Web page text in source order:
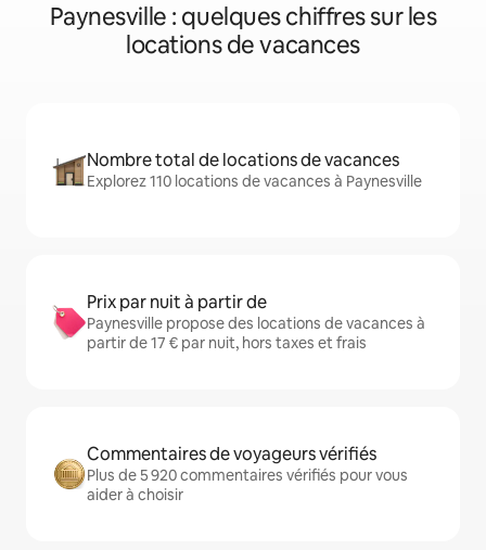
Paynesville : quelques chiffres sur les
locations de vacances
Nombre total de locations de vacances
Explorez 110 locations de vacances à Paynesville
Prix par nuit à partir de
Paynesville propose des locations de vacances à
partir de 17 € par nuit, hors taxes et frais
Commentaires de voyageurs vérifiés
Plus de 5 920 commentaires vérifiés pour vous
aider à choisir